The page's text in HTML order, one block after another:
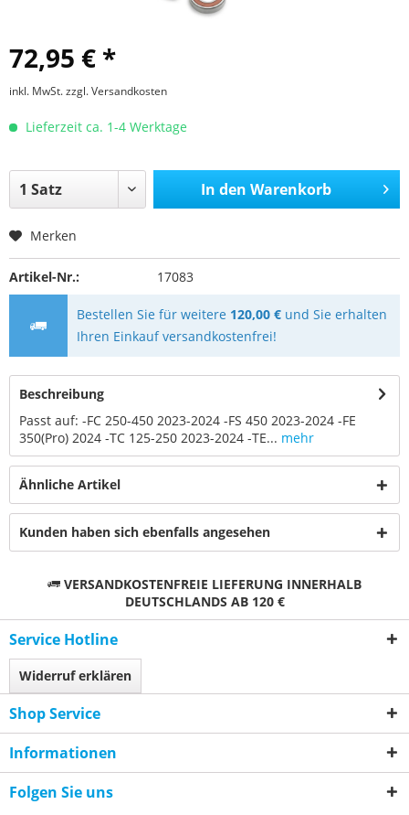
72,95 € *
inkl. MwSt.zzgl. Versandkosten
Lieferzeit ca. 1-4 Werktage
In den Warenkorb
Merken
Artikel-Nr.: 17083
Bestellen Sie für weitere 120,00 € und Sie erhalten
Ihren Einkauf versandkostenfrei!
Beschreibung
Passt auf: -FC 250-450 2023-2024 -FS 450 2023-2024 -FE
350(Pro) 2024 -TC 125-250 2023-2024 -TE... mehr
Ähnliche Artikel
Kunden haben sich ebenfalls angesehen
VERSANDKOSTENFREIE LIEFERUNG INNERHALB
DEUTSCHLANDS AB 120 €
Service Hotline
Widerruf erklären
Shop Service
Informationen
Folgen Sie uns